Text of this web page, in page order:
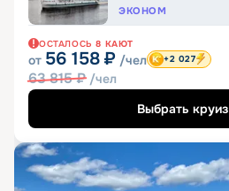
ЭКОНОМ
ОСТАЛОСЬ 8 КАЮТ
от 56 158 ₽ /чел
63 815₽ /чел
+2 027
Выбрать круиз